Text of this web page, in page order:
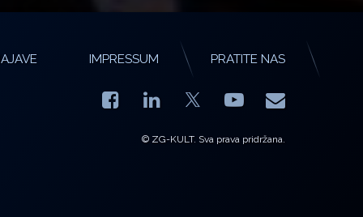
IMPRESSUM PRATITE NAS
Facebook
LinkedIn YouTube
E-mail
© ZG-KULT. Sva prava pridržana.